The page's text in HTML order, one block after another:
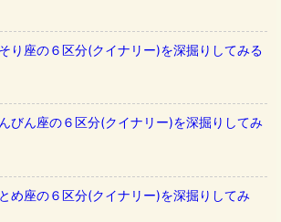
り座の６区分(クイナリー)を深掘りしてみる
びん座の６区分(クイナリー)を深掘りしてみ
め座の６区分(クイナリー)を深掘りしてみ